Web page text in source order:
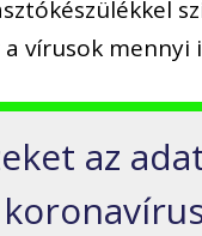
a vírusok
az